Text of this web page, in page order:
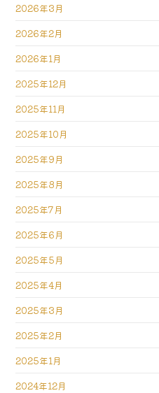
2026年3月
2026年2月
2026年1月
2025年12月
2025年11月
2025年10月
2025年9月
2025年8月
2025年7月
2025年6月
2025年5月
2025年4月
2025年3月
2025年2月
2025年1月
2024年12月